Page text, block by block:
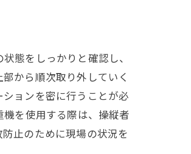
態をしっかりと確認し、
から順次取り外していく
ョンを密に行うことが必
を使用する際は、操縦者
止のために現場の状況を